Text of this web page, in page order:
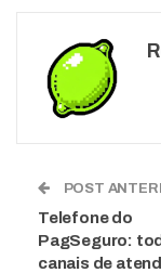
POST
Telefone do
PagSeguro:
canais de